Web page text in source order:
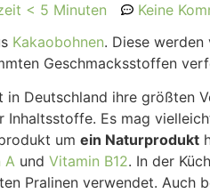
< 5 Minuten
Keine
Kakaobohnen. Diese
Geschmacksstoffen
in Deutschland ihre größten
Inhaltsstoffe. Es mag
um ein Naturprodukt
A und Vitamin B12. In der
Pralinen verwendet. Auch